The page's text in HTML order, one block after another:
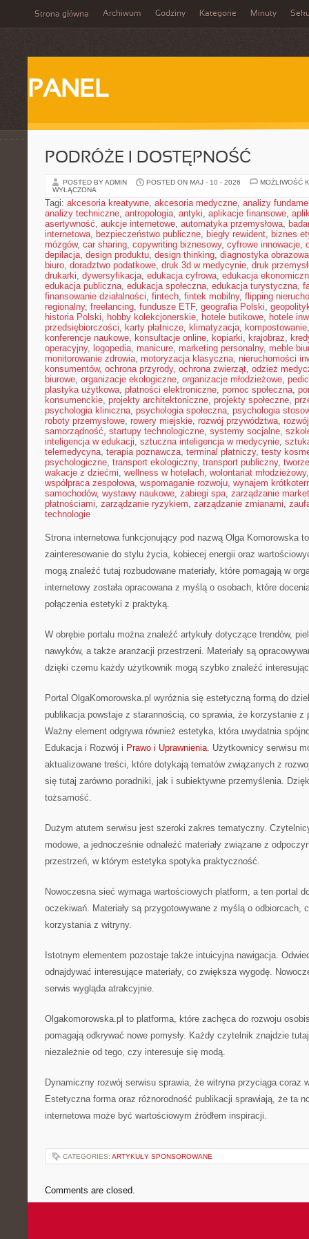
Strona główna Archiwum Godziny Kategorie Minuty
PANEL
PODRÓŻE I DOSTĘPNOŚĆ
POSTED BY ADMIN POSTED ON MAJ - 10 - 2026
MOŻLIWOŚĆ
WYŁĄCZONA
Tagi: akcesoria kreatywne, akcesoria medyczne, analizy
analizy techniczne, antropologia, antyki, aplikacje finansowe,
asertywność, aukcje internetowe, automatyka przemysłowa,
internetowa, bezpieczeństwo publiczne, biegły rewident, biznes
mózgów, car sharing, copywriting biznesowy, cyfrowe innowacje,
depilacja, design produktu, design thinking, diagnostyka obrazowa
biuro, doradztwo podatkowe, druk 3d w medycynie, druk
drukarki, dywersyfikacja, edukacja cyfrowa, edukacja
edukacja publiczna, edukacja społeczna, edukacja turystyczna,
finansowanie działalności, fintech, fintek mobilny, flipping
regionalny, freelancing, fundusze ETF, geografia Polski,
historia Polski, hobby kolekcjonerskie, hotele butikowe, hotele
przedsiębiorczości, karty płatnicze, klimatyzacja, kompostowanie
konferencje naukowe, konsultacje online, kopiarki, krajobraz,
operacyjny, logopedia, manicure, marketing personalny, meble
monitorowanie zdrowia, motoryzacja klasyczna, nieruchomości
konsumentów, ochrona przyrody, ochrona zwierząt, odzież
biurowe, organizacje ekologiczne, organizacje młodzieżowe,
plastyka użytkowa, płatności elektroniczne, pomoc społeczna,
konsumenckie, projekty architektoniczne, projekty społeczne,
psychologia kliniczna, psychologia społeczna, psychologia
roboty przemysłowe, rowery miejskie, rozwój przywództwa,
samorządność, startupy technologiczne, systemy socjalne,
inteligencja w edukacji, sztuczna inteligencja w medycynie,
telemedycyna, terapia poznawcza, terminal płatniczy, testy
psychologiczne, transport ekologiczny, transport publiczny,
wakacje z dziećmi, wellness w hotelach, wolontariat młodzieżowy
współpraca zespołowa, wspomaganie rozwoju, wynajem
samochodów, wystawy naukowe, zabiegi spa, zarządzanie
płatnościami, zarządzanie ryzykiem, zarządzanie zmianami,
technologie
Strona internetowa funkcjonujący pod nazwą Olga Komorowska
zainteresowanie do stylu życia, kobiecej energii oraz
mogą znaleźć tutaj rozbudowane materiały, które pomagają w
internetowy została opracowana z myślą o osobach, które
połączenia estetyki z praktyką.
W obrębie portalu można znaleźć artykuły dotyczące trendów,
nawyków, a także aranżacji przestrzeni. Materiały są
dzięki czemu każdy użytkownik mogą szybko znaleźć
Portal OlgaKomorowska.pl wyróżnia się estetyczną formą do
publikacja powstaje z starannością, co sprawia, że korzystanie z
Ważny element odgrywa również estetyka, która uwydatnia
Edukacja i Rozwój i Prawo i Uprawnienia. Użytkownicy serwisu
aktualizowane treści, które dotykają tematów związanych z
się tutaj zarówno poradniki, jak i subiektywne przemyślenia.
tożsamość.
Dużym atutem serwisu jest szeroki zakres tematyczny.
modowe, a jednocześnie odnaleźć materiały związane z
przestrzeń, w którym estetyka spotyka praktyczność.
Nowoczesna sieć wymaga wartościowych platform, a ten portal
oczekiwań. Materiały są przygotowywane z myślą o odbiorcach,
korzystania z witryny.
Istotnym elementem pozostaje także intuicyjna nawigacja.
odnajdywać interesujące materiały, co zwiększa wygodę.
serwis wygląda atrakcyjnie.
Olgakomorowska.pl to platforma, które zachęca do rozwoju
pomagają odkrywać nowe pomysły. Każdy czytelnik znajdzie
niezależnie od tego, czy interesuje się modą.
Dynamiczny rozwój serwisu sprawia, że witryna przyciąga coraz
Estetyczna forma oraz różnorodność publikacji sprawiają, że ta
internetowa może być wartościowym źródłem inspiracji.
CATEGORIES: ARTYKUŁY SPONSOROWANE
Comments are closed.